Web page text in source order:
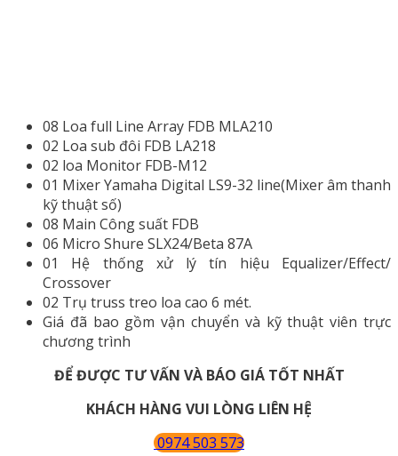
08 Loa full Line Array FDB MLA210
02 Loa sub đôi FDB LA218
02 loa Monitor FDB-M12
01 Mixer Yamaha Digital LS9-32 line(Mixer âm thanh
kỹ thuật số)
08 Main Công suất FDB
06 Micro Shure SLX24/Beta 87A
01 Hệ thống xử lý tín hiệu Equalizer/Effect/
Crossover
02 Trụ truss treo loa cao 6 mét.
Giá đã bao gồm vận chuyển và kỹ thuật viên trực
chương trình
ĐỂ ĐƯỢC TƯ VẤN VÀ BÁO GIÁ TỐT NHẤT
KHÁCH HÀNG VUI LÒNG LIÊN HỆ
0974 503 573